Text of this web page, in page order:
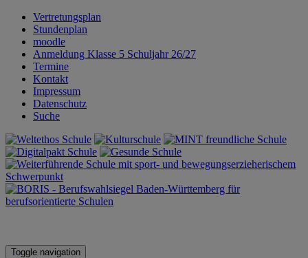
Vertretungsplan
Stundenplan
moodle
Anmeldung Klasse 5 Schuljahr 26/27
Termine
Kontakt
Impressum
Datenschutz
Suche
Toggle navigation